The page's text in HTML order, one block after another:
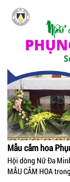
Mẫu cắm hoa
Hội dòng Nữ Đa
MẪU CẮM HOA